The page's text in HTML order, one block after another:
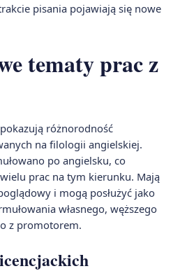
pisania pojawiają się nowe
tematy prac z
różnorodność
na filologii angielskiej.
po angielsku, co
prac na tym kierunku. Mają
i mogą posłużyć jako
własnego, węższego
z promotorem.